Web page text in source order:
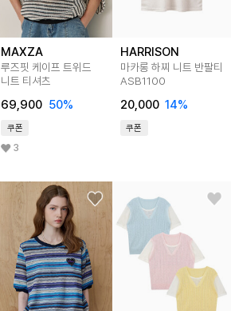
MAXZA
루즈핏 케이프 트위드
니트 티셔츠
69,900 50%
쿠폰
3
HARRISON
마카롱 하찌 니트 반팔티
ASB1100
20,000 14%
쿠폰